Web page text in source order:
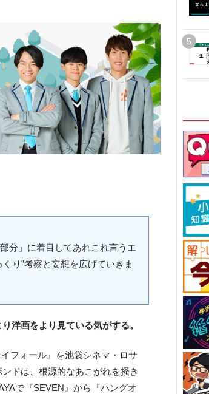
分」に着目してあれこれ言うエ
り”考察と妄想を広げていきま
洋画をより見ている気がする。
フォール』を池袋シネマ・ロサ
ドは、根源的なあこがれを掻き
で『SEVEN』から『ハングオ
5